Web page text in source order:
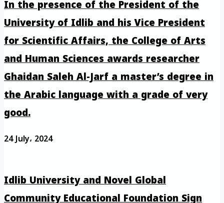
In the presence of the President of the
University of Idlib and his Vice President
for Scientific Affairs, the College of Arts
and Human Sciences awards researcher
Ghaidan Saleh Al-Jarf a master’s degree in
the Arabic language with a grade of very
good.
24 July، 2024
Idlib University and Novel Global
Community Educational Foundation Sign